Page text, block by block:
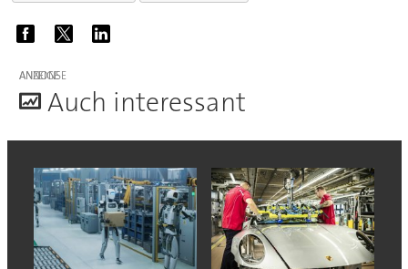
ANZEIGE
Auch interessant